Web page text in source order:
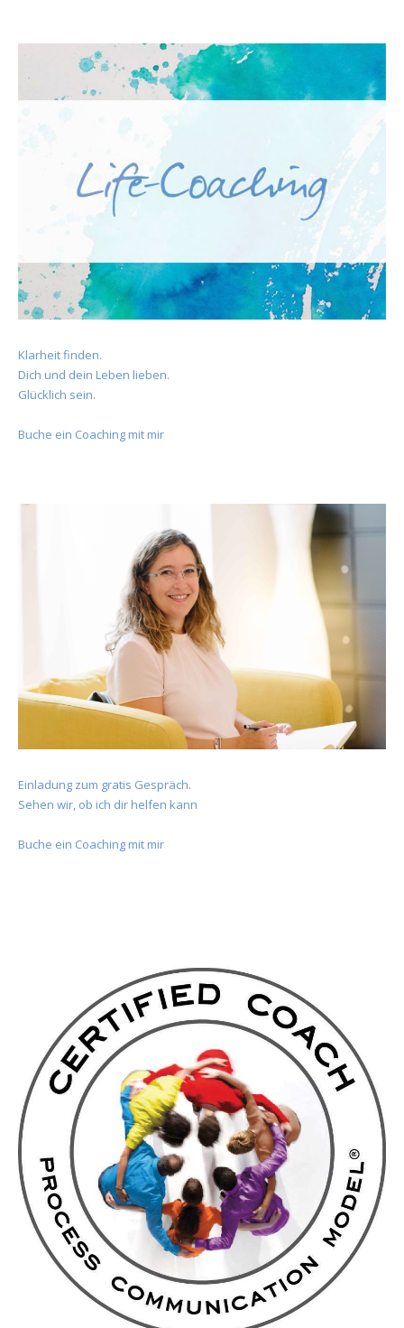
Klarheit finden.
Dich und dein Leben lieben.
Glücklich sein.
Buche ein Coaching mit mir
Einladung zum gratis Gespräch.
Sehen wir, ob ich dir helfen kann
Buche ein Coaching mit mir